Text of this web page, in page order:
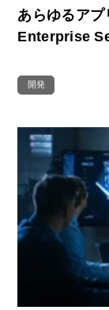
あらゆるア
Enterprise
開発